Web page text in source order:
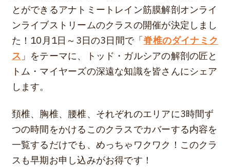
とができるアナトミートレイン筋膜解剖オンライ
ンライブストリームのクラスの開催が決定しまし
た！10月1日～3日の3日間で「脊椎のダイナミク
ス」をテーマに、トッド・ガルシアの解剖の匠と
トム・マイヤーズの深遠な知識を皆さんにシェア
します。
頚椎、胸椎、腰椎、それぞれのエリアに3時間ず
つの時間をかけるこのクラスでカバーする内容を
一覧するだけでも、めっちゃワクワク！このクラ
スも早期お申し込みがお得です！